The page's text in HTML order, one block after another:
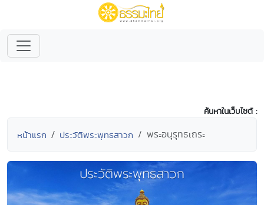
ค้นหาในเว็บไซต์ :
หน้าแรก ประวัติพระพุทธสาวก พระอนุรุทธเถระ